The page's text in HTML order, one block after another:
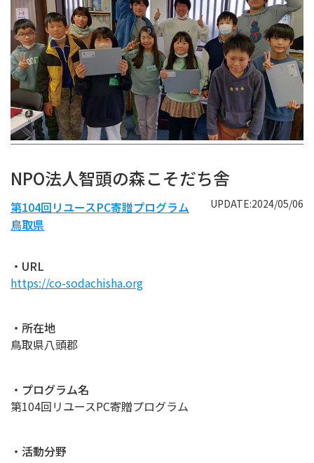
NPO法人智頭の森こそだち舎
UPDATE:2024/05/06
第104回リユースPC寄贈プログラム
鳥取県
・URL
https://co-sodachisha.org
・所在地
鳥取県八頭郡
・プログラム名
第104回リユースPC寄贈プログラム
・活動分野